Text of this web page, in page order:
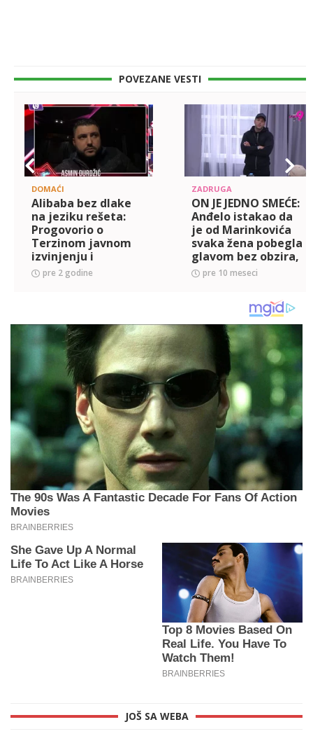
POVEZANE VESTI
DOMAĆI
Alibaba bez dlake
na jeziku rešeta:
Progovorio o
Terzinom javnom
izvinjenju i
Anelinim sukobima
sa Enom Čolić,
razo
pre 2 godine
ZADRUGA
ON JE JEDNO SMEĆE:
Anđelo istakao da
je od Marinkovića
svaka žena pobegla
glavom bez obzira,
pa osuo rafal po
Sari Stojanović: SA
NJOM SAM ZAVRŠIO
pre 10 meseci
JOŠ SA WEBA